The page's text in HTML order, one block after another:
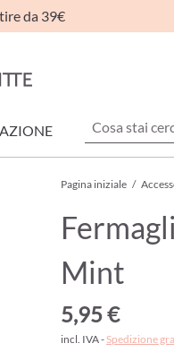
da 39€
Pagina iniziale /
Mint
5,95 €
incl. IVA - Spedizione